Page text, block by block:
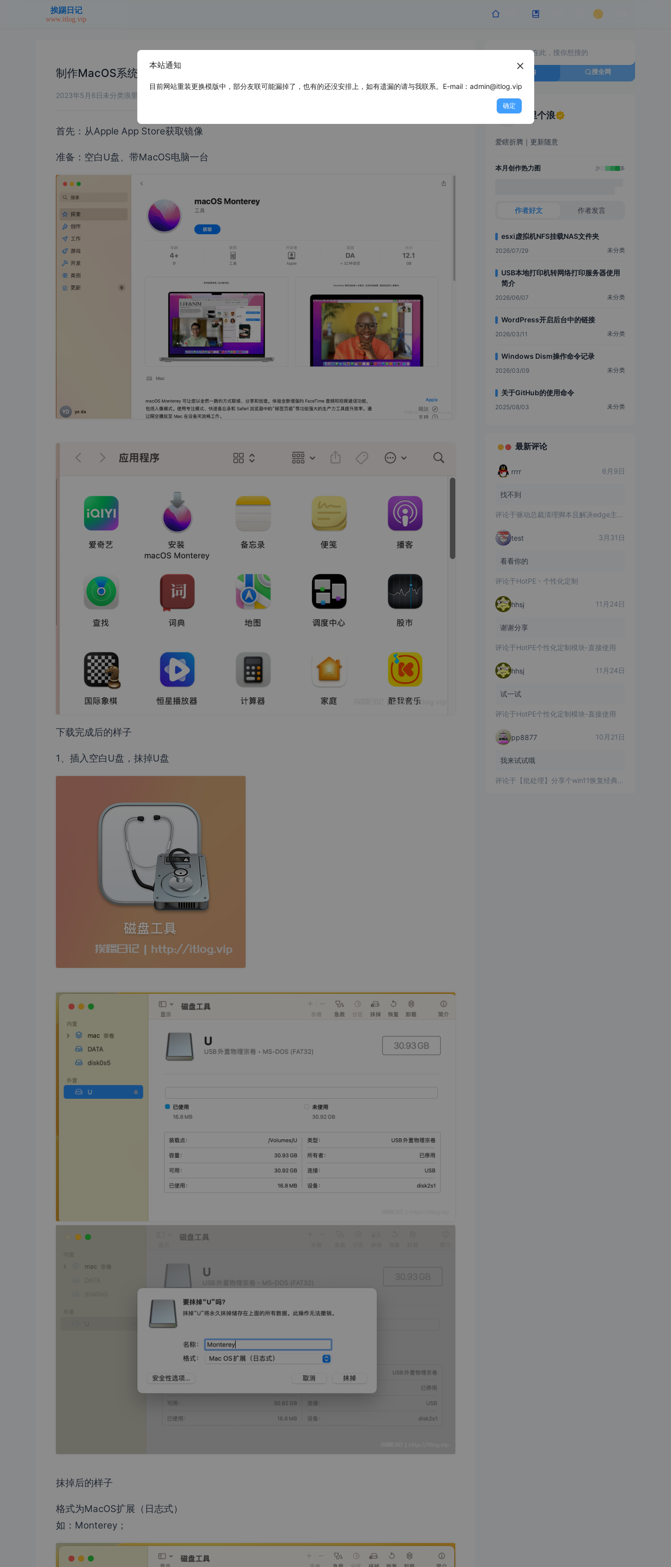
制作MacOS系统启动U盘
2023年5月6日未分类浪里个浪
首先：从Apple App Store获取镜像
准备：空白U盘、带MacOS电脑一台
下载完成后的样子
1、插入空白U盘，抹掉U盘
抹掉后的样子
格式为MacOS扩展（日志式）
如：Monterey；
搜站内 搜全网
浪里个浪
爱瞎折腾｜更新随意
本月创作热力图 少 多
作者好文 作者发言
esxi虚拟机NFS挂载NAS文件夹
2026/07/29 未分类
USB本地打印机转网络打印服务器使用
简介
2026/06/07 未分类
WordPress开启后台中的链接
2026/03/11 未分类
Windows Dism操作命令记录
2026/03/09 未分类
关于GitHub的使用命令
2025/08/03 未分类
最新评论
rrrr 6月9日
找不到
评论于驱动总裁清理脚本且解决edge主页被改问题
test 3月31日
看看你的
评论于HotPE - 个性化定制
hhsj 11月24日
谢谢分享
评论于HotPE个性化定制模块-直接使用
hhsj 11月24日
试一试
评论于HotPE个性化定制模块-直接使用
pp8877 10月21日
我来试试哦
评论于 【批处理】分享个win11恢复经典右键菜单的批处理
本站通知
目前网站重装更换模版中，部分友联可能漏掉了，也有的还没安排上，如有遗漏的请与我联系。E-mail：admin@itlog.vip
确定